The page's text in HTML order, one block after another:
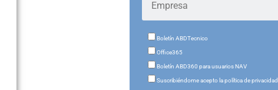
Boletín ABDTecnico
Office365
Boletín ABD360 para usuarios NAV
Suscribiéndome acepto la política de privacidad